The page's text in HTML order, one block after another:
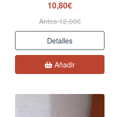
10,80€
Antes 12,00€
Detalles
Añadir